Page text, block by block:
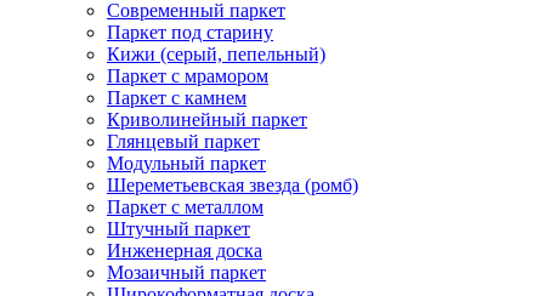
Современный паркет
Паркет под старину
Кижи (серый, пепельный)
Паркет с мрамором
Паркет с камнем
Криволинейный паркет
Глянцевый паркет
Модульный паркет
Шереметьевская звезда (ромб)
Паркет с металлом
Штучный паркет
Инженерная доска
Мозаичный паркет